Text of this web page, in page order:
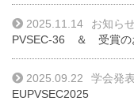
2025.11.14 お知ら
PVSEC-36 ＆ 受賞の
2025.09.22
学会発
EUPVSEC2025